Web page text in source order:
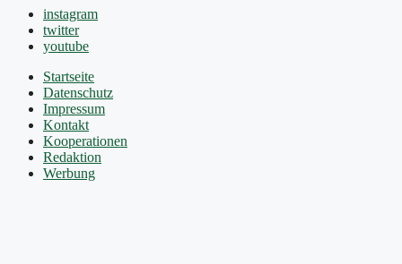
instagram
twitter
youtube
Startseite
Datenschutz
Impressum
Kontakt
Kooperationen
Redaktion
Werbung